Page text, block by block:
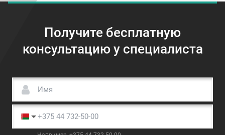
Получите бесплатную
консультацию у специалиста